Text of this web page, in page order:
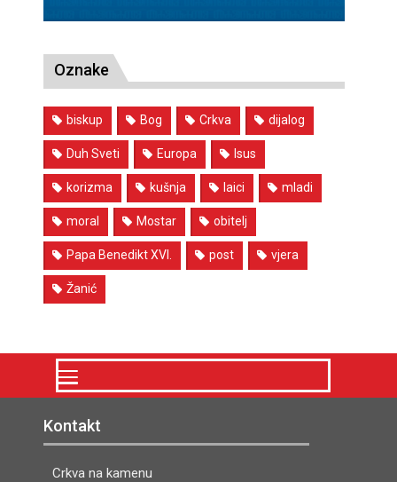
Oznake
biskup Bog Crkva dijalog
Duh Sveti Europa Isus
korizma kušnja laici mladi
moral Mostar obitelj
Papa Benedikt XVI. post vjera
Žanić
Kontakt
Crkva na kamenu